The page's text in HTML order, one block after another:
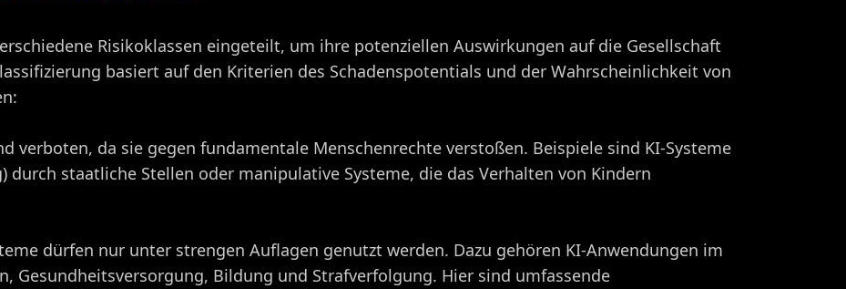
Risikoklassen eingeteilt, um ihre potenziellen Auswirkungen auf die Gesellschaft
basiert auf den Kriterien des Schadenspotentials und der Wahrscheinlichkeit von
verboten, da sie gegen fundamentale Menschenrechte verstoßen. Beispiele sind KI-Systeme
durch staatliche Stellen oder manipulative Systeme, die das Verhalten von Kindern
dürfen nur unter strengen Auflagen genutzt werden. Dazu gehören KI-Anwendungen im
Gesundheitsversorgung, Bildung und Strafverfolgung. Hier sind umfassende